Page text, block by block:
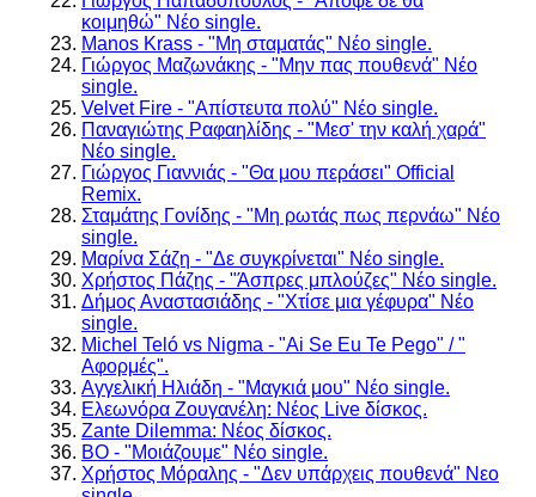
κοιμηθώ" Νέο single.
Manos Krass - "Μη σταματάς" Νέο single.
Γιώργος Μαζωνάκης - "Μην πας πουθενά" Νέο
single.
Velvet Fire - "Απίστευτα πολύ" Νέο single.
Παναγιώτης Ραφαηλίδης - "Μεσ' την καλή χαρά"
Νέο single.
Γιώργος Γιαννιάς - "Θα μου περάσει" Official
Remix.
Σταμάτης Γονίδης - "Μη ρωτάς πως περνάω" Νέο
single.
Μαρίνα Σάζη - "Δε συγκρίνεται" Νέο single.
Χρήστος Πάζης - "Άσπρες μπλούζες" Νέο single.
Δήμος Αναστασιάδης - "Χτίσε μια γέφυρα" Νέο
single.
Michel Teló vs Nigma - "Ai Se Eu Te Pego" / "
Αφορμές".
Αγγελική Ηλιάδη - "Μαγκιά μου" Νέο single.
Ελεωνόρα Ζουγανέλη: Νέος Live δίσκος.
Zante Dilemma: Νέος δίσκος.
BO - "Μοιάζουμε" Νέο single.
Χρήστος Μόραλης - "Δεν υπάρχεις πουθενά" Νεο